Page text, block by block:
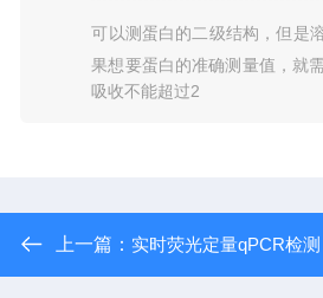
可以测蛋白的二级结构，但是
果想要蛋白的准确测量值，就
吸收不能超过2
上一篇： 实时荧光定量qPCR检测